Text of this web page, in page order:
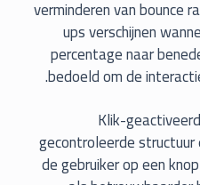
verminderen van bounce
ups verschijnen
percentage naar
bedoeld om de
Klik-
gecontroleerde
de gebruiker op een